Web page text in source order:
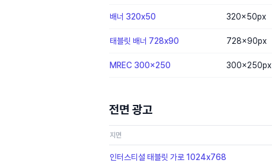
배너 320x50 320×50px
태블릿 배너 728x90 728×90px
MREC 300x250 300×250px
전면 광고
지면
인터스티셜 태블릿 가로 1024x768